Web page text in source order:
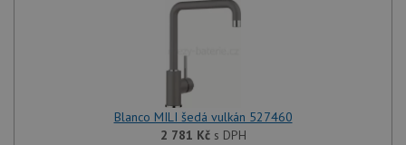
Blanco MILI šedá vulkán 527460
2 781 Kčs DPH